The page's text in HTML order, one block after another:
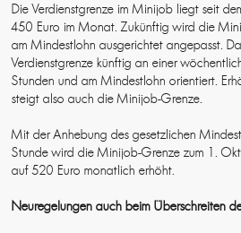
Die Verdienstgrenze im Minijob liegt seit
450 Euro im Monat. Zukünftig wird die
am Mindestlohn ausgerichtet angepasst.
Verdienstgrenze künftig an einer
Stunden und am Mindestlohn orientiert.
steigt also auch die Minijob-Grenze.
Mit der Anhebung des gesetzlichen
Stunde wird die Minijob-Grenze zum 1.
auf 520 Euro monatlich erhöht.
Neuregelungen auch beim Überschreiten